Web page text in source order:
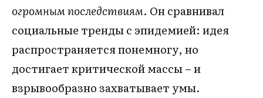
огромным последствиям. Он сравнивал
социальные тренды с эпидемией: идея
распространяется понемногу, но
достигает критической массы – и
взрывообразно захватывает умы.